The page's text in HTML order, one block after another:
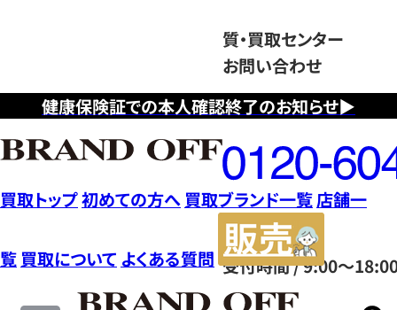
健康保険証での本人確認終了のお知らせ▶
質・買取センター
お問い合わせ
フ
リ
ー
ダ
イ
ヤ
ル
0120604117
受付時間 / 9:00～
買取トップ初めての方へ 買取ブランド一覧店舗一
覧 買取について よくある質問
サ